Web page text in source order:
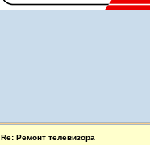
Re: Ремонт телевизора